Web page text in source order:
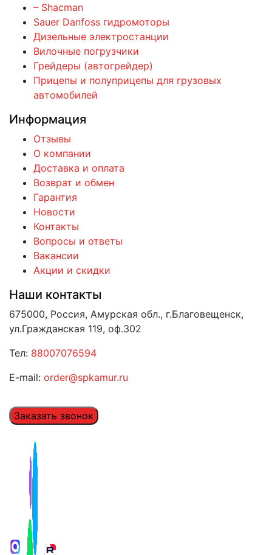
– Shacman
Sauer Danfoss гидромоторы
Дизельные электростанции
Вилочные погрузчики
Грейдеры (автогрейдер)
Прицепы и полуприцепы для грузовых
автомобилей
Информация
Отзывы
О компании
Доставка и оплата
Возврат и обмен
Гарантия
Новости
Контакты
Вопросы и ответы
Вакансии
Акции и скидки
Наши контакты
675000, Россия, Амурская обл., г.Благовещенск,
ул.Гражданская 119, оф.302
Тел: 88007076594
E-mail: order@spkamur.ru
Заказать звонок